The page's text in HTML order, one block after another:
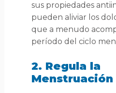
sus propiedades
pueden aliviar los
que a menudo
período del ciclo
2. Regula la
Menstruación